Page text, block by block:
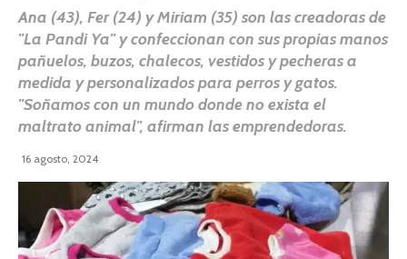
Ana (43), Fer (24) y Miriam (35) son las creadoras de
"La Pandi Ya" y confeccionan con sus propias manos
pañuelos, buzos, chalecos, vestidos y pecheras a
medida y personalizados para perros y gatos.
"Soñamos con un mundo donde no exista el
maltrato animal", afirman las emprendedoras.
16 agosto, 2024